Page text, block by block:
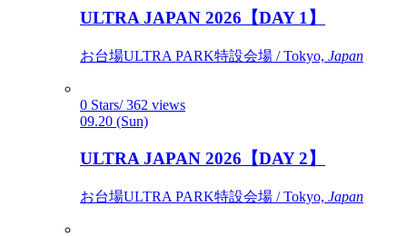
ULTRA JAPAN 2026【DAY 1】
お台場ULTRA PARK特設会場 / Tokyo, Japan
0 Stars/ 362 views
09.20 (Sun)
ULTRA JAPAN 2026【DAY 2】
お台場ULTRA PARK特設会場 / Tokyo, Japan